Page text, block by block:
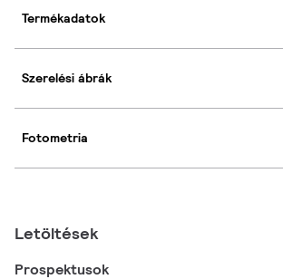
Termékadatok
Szerelési ábrák
Fotometria
Letöltések
Prospektusok